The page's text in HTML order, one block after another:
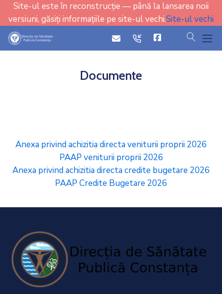
Site-ul este în reconstrucție — până la lansarea noii
versiuni, găsiți informațiile pe site-ul vechi.Site-ul vechi
iconicon cauta
Documente
Anexa privind achizitia directa veniturii proprii 2026
PAAP veniturii proprii 2026
Anexa privind achizitia directa credite bugetare 2026
PAAP Credite Bugetare 2026